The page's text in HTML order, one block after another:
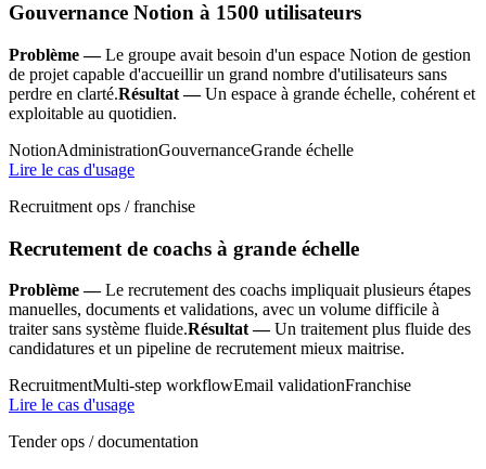
Gouvernance Notion à 1500 utilisateurs
Problème —Le groupe avait besoin d'un espace Notion de gestion
de projet capable d'accueillir un grand nombre d'utilisateurs sans
perdre en clarté.Résultat —Un espace à grande échelle, cohérent et
exploitable au quotidien.
NotionAdministrationGouvernanceGrande échelle
Lire le cas d'usage
Recruitment ops / franchise
Recrutement de coachs à grande échelle
Problème —Le recrutement des coachs impliquait plusieurs étapes
manuelles, documents et validations, avec un volume difficile à
traiter sans système fluide.Résultat —Un traitement plus fluide des
candidatures et un pipeline de recrutement mieux maitrise.
RecruitmentMulti-step workflowEmail validationFranchise
Lire le cas d'usage
Tender ops / documentation